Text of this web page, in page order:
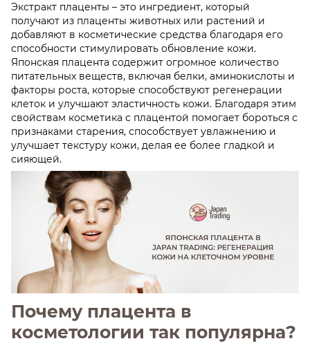
Экстракт плаценты – это ингредиент, который
получают из плаценты животных или растений и
добавляют в косметические средства благодаря его
способности стимулировать обновление кожи.
Японская плацента содержит огромное количество
питательных веществ, включая белки, аминокислоты и
факторы роста, которые способствуют регенерации
клеток и улучшают эластичность кожи. Благодаря этим
свойствам косметика с плацентой помогает бороться с
признаками старения, способствует увлажнению и
улучшает текстуру кожи, делая ее более гладкой и
сияющей.
Почему плацента в
косметологии так популярна?